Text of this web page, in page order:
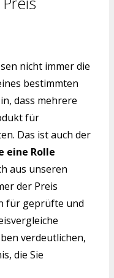
nicht immer die
bestimmten
dass mehrere
für
Das ist auch der
eine Rolle
aus unseren
der Preis
für geprüfte und
verdeutlichen,
die Sie